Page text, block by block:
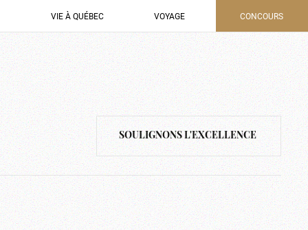
VIE À QUÉBEC VOYAGE CONCOURS
SOULIGNONS L'EXCELLENCE